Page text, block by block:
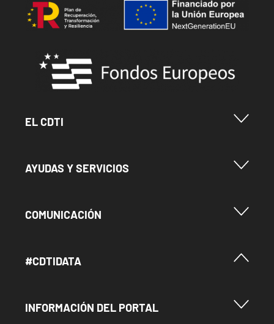
Image
Image
Menu Footer Cdti
EL CDTI
Menu Footer Ayudas y Servicios
AYUDAS Y SERVICIOS
Menu Footer Comunicación
COMUNICACIÓN
Menú Footer #Cdtidata
#CDTIDATA
Menu Footer Información del Portal
INFORMACIÓN DEL PORTAL